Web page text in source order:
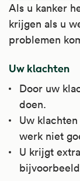
Als u kanker
krijgen als u
problemen
Uw klachten
Door uw
doen.
Uw
werk niet
U krijgt